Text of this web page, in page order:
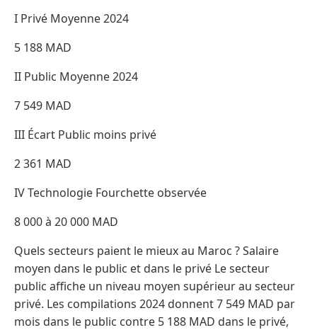
I Privé Moyenne 2024
5 188 MAD
II Public Moyenne 2024
7 549 MAD
III Écart Public moins privé
2 361 MAD
IV Technologie Fourchette observée
8 000 à 20 000 MAD
Quels secteurs paient le mieux au Maroc ? Salaire
moyen dans le public et dans le privé Le secteur
public affiche un niveau moyen supérieur au secteur
privé. Les compilations 2024 donnent 7 549 MAD par
mois dans le public contre 5 188 MAD dans le privé,